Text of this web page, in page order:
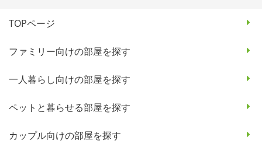
TOPページ
ファミリー向けの部屋を探す
一人暮らし向けの部屋を探す
ペットと暮らせる部屋を探す
カップル向けの部屋を探す